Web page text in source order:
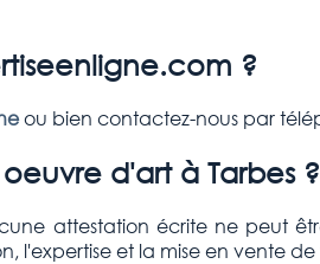
?
ou bien contactez-nous par
d'art à Tarbes ?
attestation écrite ne peut
l'expertise et la mise en vente